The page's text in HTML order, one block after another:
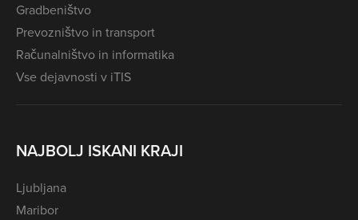
Gradbeništvo
Prevozništvo in transport
Računalništvo in informatika
Vse dejavnosti v iTIS
NAJBOLJ ISKANI KRAJI
Ljubljana
Maribor